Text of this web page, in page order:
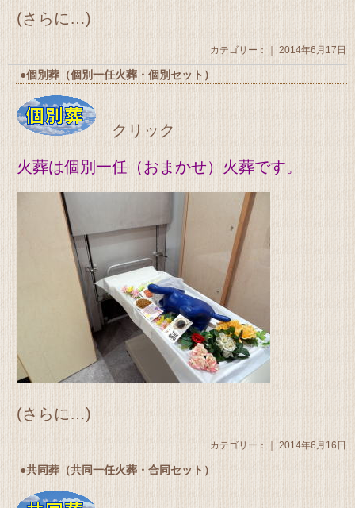
(さらに…)
カテゴリー：｜ 2014年6月17日
●個別葬（個別一任火葬・個別セット）
クリック
火葬は個別一任（おまかせ）火葬です。
(さらに…)
カテゴリー：｜ 2014年6月16日
●共同葬（共同一任火葬・合同セット）